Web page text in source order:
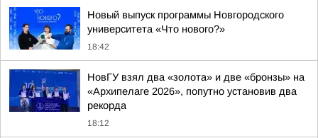
Новый выпуск программы Новгородского
университета «Что нового?»
18:42
НовГУ взял два «золота» и две «бронзы» на
«Архипелаге 2026», попутно установив два
рекорда
18:12